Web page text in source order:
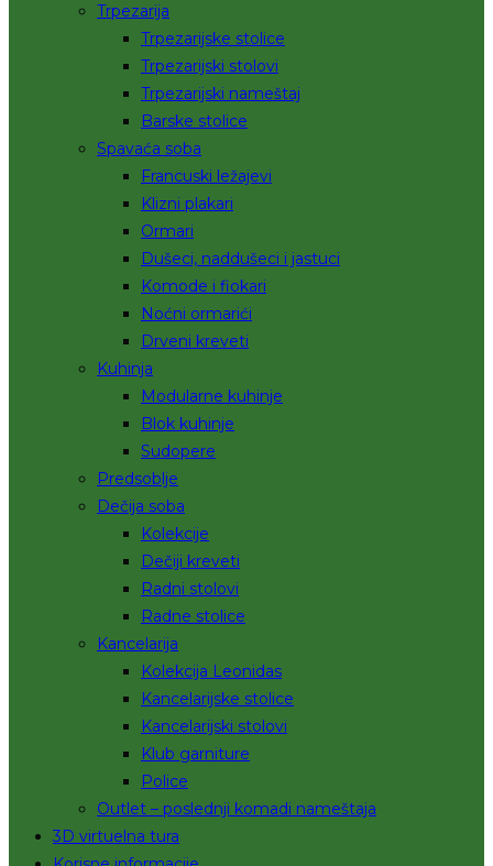
Trpezarija
Trpezarijske stolice
Trpezarijski stolovi
Trpezarijski nameštaj
Barske stolice
Spavaća soba
Francuski ležajevi
Klizni plakari
Ormari
Dušeci, naddušeci i jastuci
Komode i fiokari
Noćni ormarići
Drveni kreveti
Kuhinja
Modularne kuhinje
Blok kuhinje
Sudopere
Predsoblje
Dečija soba
Kolekcije
Dečiji kreveti
Radni stolovi
Radne stolice
Kancelarija
Kolekcija Leonidas
Kancelarijske stolice
Kancelarijski stolovi
Klub garniture
Police
Outlet – poslednji komadi nameštaja
3D virtuelna tura